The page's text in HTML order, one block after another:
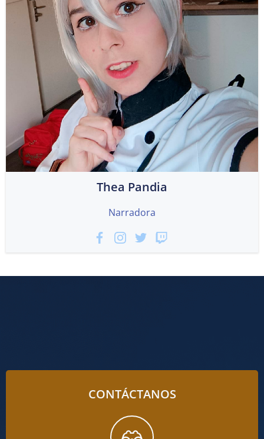
Thea Pandia
Narradora
CONTÁCTANOS